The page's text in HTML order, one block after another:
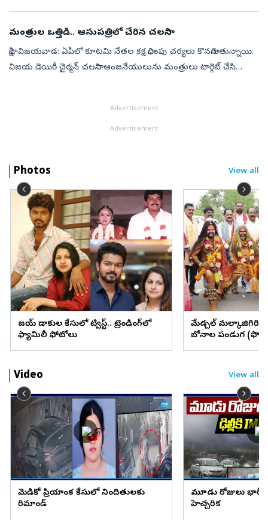
మంత్రుల ఒత్తిడి.. ఆసుపత్రిలో చేరిన చలసాని
సాక్షి, విజయవాడ: ఏపీలో కూటమి నేతల కక్ష సాధింపు చర్యలు కొనసాగుతున్నాయి.
విజయ డెయిరీ చైర్మన్‌ చలసాని ఆంజనేయులును మంత్రులు టార్గెట్‌ చేసి
Advertisement
Advertisement
Photos View all
విజయ్ విడాకుల కేసులో ట్విస్ట్.. ట్రెండింగ్‌లో
ఫ్యామిలీ ఫోటోలు
మేడ్చల్ మల్కాజిగిరి
బోనాల పండుగ
Video View all
మెడికో ప్రియాంక కేసులో నిందితులకు
రిమాండ్
మూడు రోజులు భారీ
హెచ్చరిక